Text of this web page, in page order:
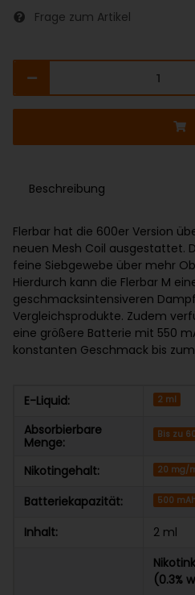
Frage zum Artikel
Beschreibung
Flerbar hat die 600er Version
neuen Mesh Coil ausgestattet.
feine Siebgewebe über mehr
Hierdurch kann die Flerbar M
geschmacksintensiveren
Vergleichsprodukte. Zudem
eine größere Batterie mit 550
konstanten Geschmack bis
E-Liquid: 2 ml
Absorbierbare
Menge:
Bis zu
Nikotingehalt: 20 mg/
Batteriekapazität: 500 mAh
Inhalt: 2 ml
(0.3%